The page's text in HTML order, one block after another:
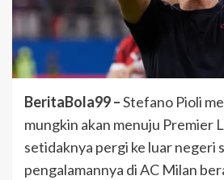
BeritaBola99 –Stefano Pioli
mungkin akan menuju Premier
setidaknya pergi ke luar negeri
pengalamannya di AC Milan